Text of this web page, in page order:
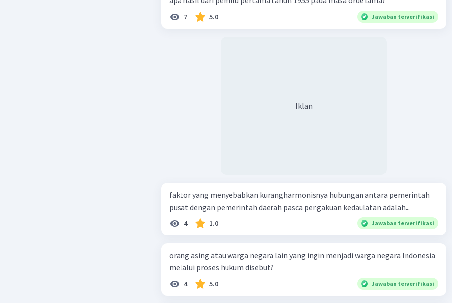
7 5.0 Jawaban terverifikasi
Iklan
faktor yang menyebabkan kurangharmonisnya hubungan antara pemerintah
pusat dengan pemerintah daerah pasca pengakuan kedaulatan adalah...
4 1.0 Jawaban terverifikasi
orang asing atau warga negara lain yang ingin menjadi warga negara Indonesia
melalui proses hukum disebut?
4 5.0 Jawaban terverifikasi